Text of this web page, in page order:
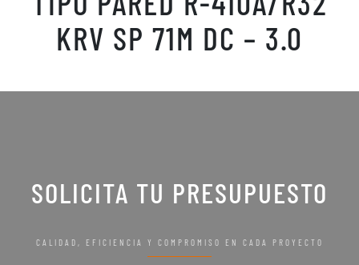
KRV SP 71M DC – 3.0
SOLICITA TU PRESUPUESTO
CALIDAD, EFICIENCIA Y COMPROMISO EN CADA PROYECTO